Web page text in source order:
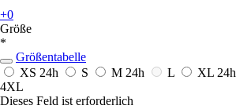
+0
Größe
*
Größentabelle
XS 24h S M 24h L XL 24h
4XL
Dieses Feld ist erforderlich